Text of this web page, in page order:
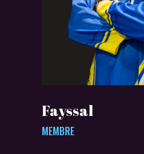
Fayssal
MEMBRE